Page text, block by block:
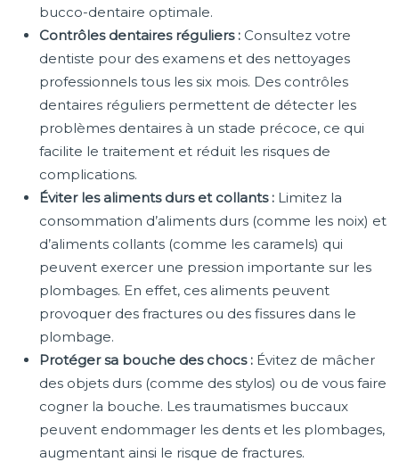
bucco-dentaire optimale.
Contrôles dentaires réguliers : Consultez votre
dentiste pour des examens et des nettoyages
professionnels tous les six mois. Des contrôles
dentaires réguliers permettent de détecter les
problèmes dentaires à un stade précoce, ce qui
facilite le traitement et réduit les risques de
complications.
Éviter les aliments durs et collants : Limitez la
consommation d’aliments durs (comme les noix) et
d’aliments collants (comme les caramels) qui
peuvent exercer une pression importante sur les
plombages. En effet, ces aliments peuvent
provoquer des fractures ou des fissures dans le
plombage.
Protéger sa bouche des chocs : Évitez de mâcher
des objets durs (comme des stylos) ou de vous faire
cogner la bouche. Les traumatismes buccaux
peuvent endommager les dents et les plombages,
augmentant ainsi le risque de fractures.